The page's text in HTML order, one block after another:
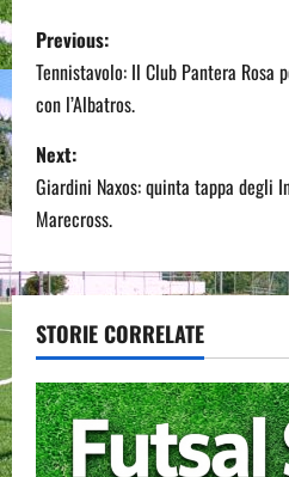
P
o
s
t
n
a
v
i
g
Previous:
Tennistavolo: Il Club Pantera Rosa
con l’Albatros.
Next:
Giardini Naxos: quinta tappa degli
Marecross.
STORIE CORRELATE